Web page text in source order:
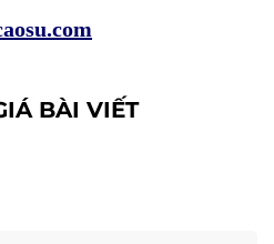
BÀI VIẾT